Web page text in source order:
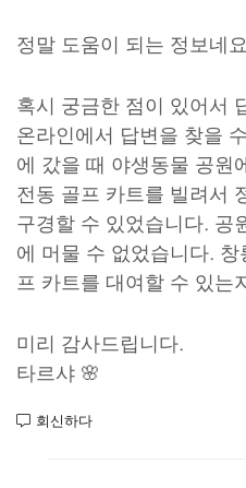
정말 도움이 되는 정보네
혹시 궁금한 점이 있어서
온라인에서 답변을 찾을
에 갔을 때 야생동물 공원
전동 골프 카트를 빌려서
구경할 수 있었습니다. 공
에 머물 수 없었습니다.
프 카트를 대여할 수 있는
미리 감사드립니다.
타르샤 🌸
회신하다